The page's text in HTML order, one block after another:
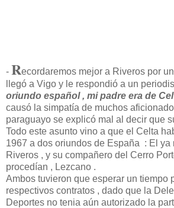
- Recordaremos mejor a Riveros por
llegó a Vigo y le respondió a un
oriundo español , mi padre era de
causó la simpatía de muchos
paraguayo se explicó mal al decir que
Todo este asunto vino a que el Celta
1967 a dos oriundos de España : El ya
Riveros , y su compañero del Cerro
procedían , Lezcano .
Ambos tuvieron que esperar un tiempo
respectivos contratos , dado que la
Deportes no tenia aún autorizado la